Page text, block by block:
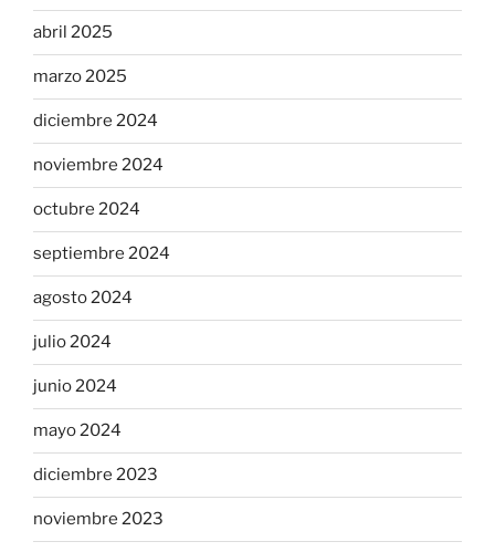
abril 2025
marzo 2025
diciembre 2024
noviembre 2024
octubre 2024
septiembre 2024
agosto 2024
julio 2024
junio 2024
mayo 2024
diciembre 2023
noviembre 2023